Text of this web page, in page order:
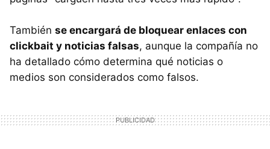
También se encargará de bloquear enlaces con
clickbait y noticias falsas, aunque la compañía no
ha detallado cómo determina qué noticias o
medios son considerados como falsos.